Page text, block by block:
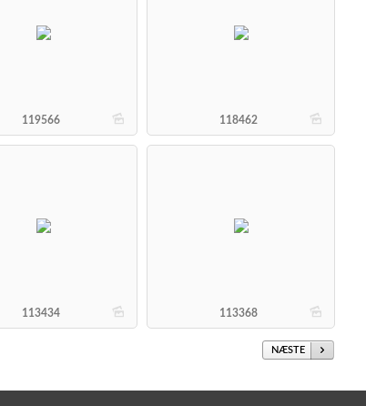
b
119566 b
118462
b
113434 b
113368
NÆSTE